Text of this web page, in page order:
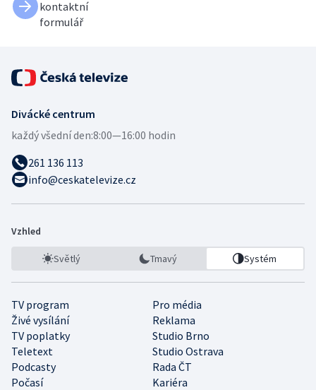
kontaktní
formulář
Divácké centrum
každý všední den:8:00—16:00 hodin
261 136 113
info@ceskatelevize.cz
Vzhled
Světlý Tmavý Systém
TV program
Pro média
Živé vysílání
Reklama
TV poplatky
Studio Brno
Teletext
Studio Ostrava
Podcasty
Rada ČT
Počasí
Kariéra